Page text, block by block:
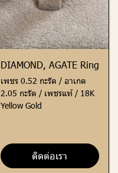
DIAMOND, AGATE Ring
เพชร 0.52 กะรัต / อาเกต
2.05 กะรัต / เพชรแท้ / 18K
Yellow Gold
ติดต่อเรา